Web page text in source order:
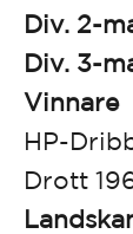
Div. 2-
Div. 3-
Vinnare
HP-
Drott